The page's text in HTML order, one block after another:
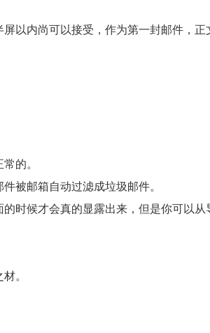
以内尚可以接受，作为第一封邮件，正
的。
被邮箱自动过滤成垃圾邮件。
候才会真的显露出来，但是你可以从
。